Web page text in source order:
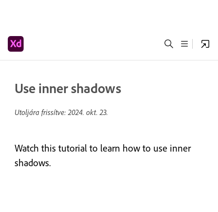
Use inner shadows
Utoljára frissítve:2024. okt. 23.
Watch this tutorial to learn how to use inner
shadows.